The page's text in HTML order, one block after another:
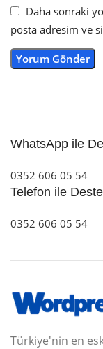
Daha sonraki
posta adresim ve
WhatsApp ile
0352 606 05 54
Telefon ile
0352 606 05 54
Türkiye'nin en